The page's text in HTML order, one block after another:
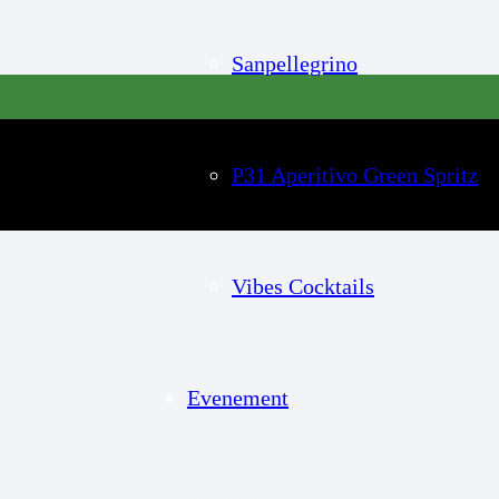
Sanpellegrino
P31 Aperitivo Green Spritz
Vibes Cocktails
Evenement